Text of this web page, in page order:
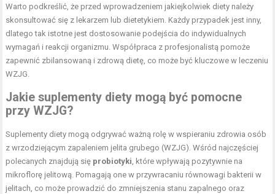
Warto podkreślić, że przed wprowadzeniem jakiejkolwiek diety należy
skonsultować się z lekarzem lub dietetykiem. Każdy przypadek jest inny,
dlatego tak istotne jest dostosowanie podejścia do indywidualnych
wymagań i reakcji organizmu. Współpraca z profesjonalistą pomoże
zapewnić zbilansowaną i zdrową dietę, co może być kluczowe w leczeniu
WZJG.
Jakie suplementy diety mogą być pomocne
przy WZJG?
Suplementy diety mogą odgrywać ważną rolę w wspieraniu zdrowia osób
z wrzodziejącym zapaleniem jelita grubego (WZJG). Wśród najczęściej
polecanych znajdują się probiotyki, które wpływają pozytywnie na
mikroflorę jelitową. Pomagają one w przywracaniu równowagi bakterii w
jelitach, co może prowadzić do zmniejszenia stanu zapalnego oraz